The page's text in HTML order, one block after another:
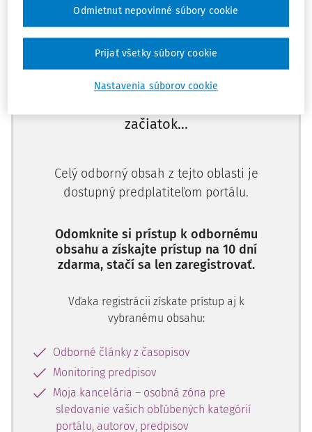
nastáva až po dokonaní trestného činu a z hľadiska
trestnej zodpovednosti páchateľa je bez významu, pričom
splácanie úveru po jeho poskytnutí je relevantné len z
hľadiska určenia konkrétnej výšky náhrady škody v
výšky škody ako zákonného znaku objektívnej stránky
vylákaná čiastka úveru a súčasne tiež úroky dojednané
medzi úverovým veriteľom a úverovým dlžníkom, resp.
výške v čase a mieste činu obvykle poskytujú.
Uznesenie Najvyššieho súdu SR, sp. zn. 1Tdo/68/2025
Skutkový stav
(ďalej aj "najvyšší súd") uznesením z 18.
§ 382 písm. c) Trestného poriadkudovolanie obvineného
Ing. P. M. odmietol.
Z odôvodnenia
Máte predplatné? Prihláste sa
začiatok...
Celý odborný obsah z tejto oblasti je
dostupný predplatiteľom portálu.
Odomknite si prístup k odbornému
obsahu a získajte prístup na 10 dní
zdarma, stačí sa len zaregistrovať.
Vďaka registrácii získate prístup aj k
vybranému obsahu:
Odborné články z časopisov
Monitoring predpisov
Moja kancelária – osobná zóna pre
sledovanie vašich obľúbených kategórií
portálu, autorov, predpisov
Nastavenia súborov cookie
Odmietnut nepovinné súbory cookie
Prijať všetky súbory cookie